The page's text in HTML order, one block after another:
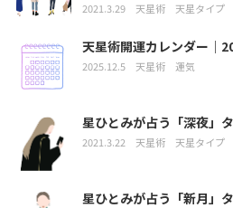
2021.3.29 天星術 天星タイプ
天星術開運カレンダー｜
2025.12.5 天星術 運気
星ひとみが占う「深夜」
2021.3.22 天星術 天星タイプ
星ひとみが占う「新月」